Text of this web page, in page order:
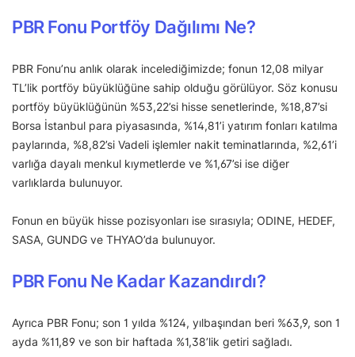
PBR Fonu Portföy Dağılımı Ne?
PBR Fonu’nu anlık olarak incelediğimizde; fonun 12,08 milyar
TL’lik portföy büyüklüğüne sahip olduğu görülüyor. Söz konusu
portföy büyüklüğünün %53,22’si hisse senetlerinde, %18,87’si
Borsa İstanbul para piyasasında, %14,81’i yatırım fonları katılma
paylarında, %8,82’si Vadeli işlemler nakit teminatlarında, %2,61’i
varlığa dayalı menkul kıymetlerde ve %1,67’si ise diğer
varlıklarda bulunuyor.
Fonun en büyük hisse pozisyonları ise sırasıyla; ODINE, HEDEF,
SASA, GUNDG ve THYAO’da bulunuyor.
PBR Fonu Ne Kadar Kazandırdı?
Ayrıca PBR Fonu; son 1 yılda %124, yılbaşından beri %63,9, son 1
ayda %11,89 ve son bir haftada %1,38’lik getiri sağladı.